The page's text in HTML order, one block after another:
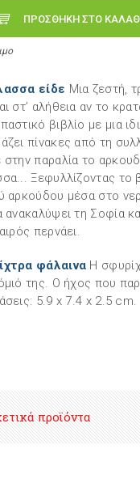
ΠΡΟΣΘΗΚΗ ΣΤΟ
είδε Μια ζεστή,
στ’ αλήθεια αν το
βιβλίο με μια
πίνακες από τη
παραλία το
Ξεφυλλίζοντας το
αρκούδου μέσα στο
ανακαλύψει τη Σοφία
περνάει.
φάλαινα Η
της. Ο ήχος που
5.9 x 7.4 x 2.5 cm.
προϊόντα